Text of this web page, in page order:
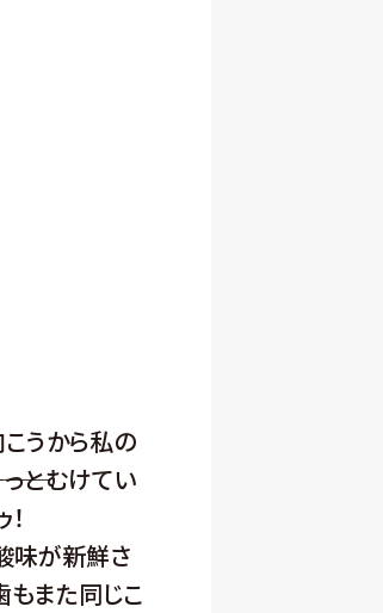
うから私の
とむけてい
味が新鮮さ
もまた同じこ